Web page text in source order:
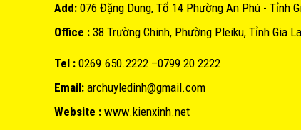
Add: 076 Đặng Dung, Tổ 14 Phường An Phú - Tỉnh
Office : 38 Trường Chinh, Phường Pleiku, Tỉnh Gia
Tel : 0269.650.2222 –0799 20 2222
Email: archuyledinh@gmail.com
Website : www.kienxinh.net